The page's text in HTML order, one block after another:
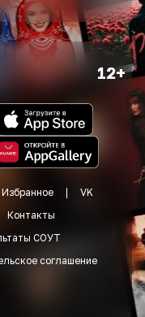
12+
Избранное
VK
Контакты
СОУТ
соглашение